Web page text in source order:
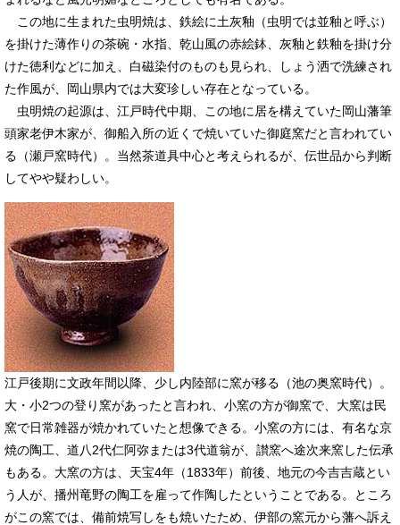
この地に生まれた虫明焼は、鉄絵に土灰釉（虫明では並釉と呼ぶ）
を掛けた薄作りの茶碗・水指、乾山風の赤絵鉢、灰釉と鉄釉を掛け分
けた徳利などに加え、白磁染付のものも見られ、しょう洒で洗練され
た作風が、岡山県内では大変珍しい存在となっている。
虫明焼の起源は、江戸時代中期、この地に居を構えていた岡山藩筆
頭家老伊木家が、御船入所の近くで焼いていた御庭窯だと言われてい
る（瀬戸窯時代）。当然茶道具中心と考えられるが、伝世品から判断
してやや疑わしい。
​江戸後期に文政年間以降、少し内陸部に窯が移る（池の奥窯時代）。
大・小2つの登り窯があったと言われ、小窯の方が御窯で、大窯は民
窯で日常雑器が焼かれていたと想像できる。小窯の方には、有名な京
焼の陶工、道八2代仁阿弥または3代道翁が、讃窯へ途次来窯した伝承
もある。大窯の方は、天宝4年（1833年）前後、地元の今吉吉蔵とい
う人が、播州竜野の陶工を雇って作陶したということである。ところ
がこの窯では、備前焼写しをも焼いたため、伊部の窯元から藩へ訴え